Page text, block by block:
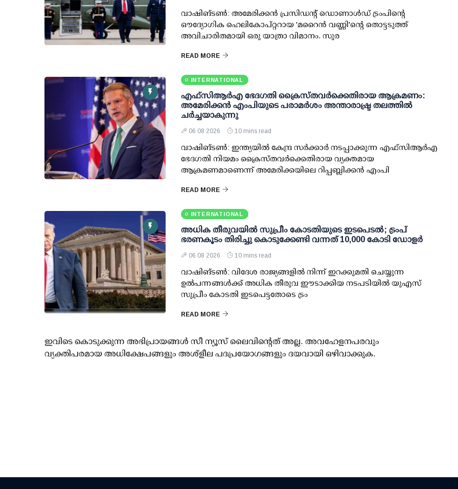
വാഷിങ്ടണ്‍: അമേരിക്കന്‍ പ്രസിഡന്റ് ഡൊണാള്‍ഡ് ട്രംപിന്റെ
ഔദ്യോഗിക ഹെലികോപ്റ്ററായ 'മറൈന്‍ വണ്ണി'ന്റെ തൊട്ടടുത്ത്
അവിചാരിതമായി ഒരു യാത്രാ വിമാനം. സുര
READ MORE
INTERNATIONAL
എഫ്‌സി‌ആര്‍‌എ ഭേദഗതി ക്രൈസ്തവർക്കെതിരായ ആക്രമണം:
അമേരിക്കൻ എംപിയുടെ പരാമർശം അന്താരാഷ്ട്ര തലത്തിൽ
ചർച്ചയാകുന്നു
06 08 2026 10 mins read
വാഷിങ്ടൺ: ഇന്ത്യയിൽ കേന്ദ്ര സർക്കാർ നടപ്പാക്കുന്ന എഫ്സിആർഎ
ഭേദഗതി നിയമം ക്രൈസ്തവർക്കെതിരായ വ്യക്തമായ
ആക്രമണമാണെന്ന് അമേരിക്കയിലെ റിപ്പബ്ലിക്കൻ എംപി
READ MORE
INTERNATIONAL
അധിക തീരുവയില്‍ സുപ്രീം കോടതിയുടെ ഇടപെടല്‍; ട്രംപ്
ഭരണകൂടം തിരിച്ചു കൊടുക്കേണ്ടി വന്നത് 10,000 കോടി ഡോളര്‍
06 08 2026 10 mins read
വാഷിങ്ടണ്‍: വിദേശ രാജ്യങ്ങളില്‍ നിന്ന് ഇറക്കുമതി ചെയ്യുന്ന
ഉല്‍പന്നങ്ങള്‍ക്ക് അധിക തീരുവ ഈടാക്കിയ നടപടിയില്‍ യുഎസ്
സുപ്രീം കോടതി ഇടപെട്ടതോടെ ട്രം
READ MORE
ഇവിടെ കൊടുക്കുന്ന അഭിപ്രായങ്ങള്‍ സീ ന്യൂസ് ലൈവിന്റെത് അല്ല. അവഹേളനപരവും
വ്യക്തിപരമായ അധിക്ഷേപങ്ങളും അശ്‌ളീല പദപ്രയോഗങ്ങളും ദയവായി ഒഴിവാക്കുക.